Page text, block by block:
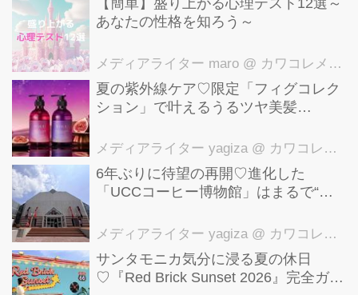
【簡単】盛り上がる心理テスト12選～
あなたの性格を知ろう～
メディアライター maro @ カワコレメディア編集部
夏の紫外線ケア♡限定「フィグコレク
ション」で叶えるうるツヤ美髪
メディアライター yagiza @ カワコレメディア編集部
6年ぶりに待望の再開♡進化した
「UCCコーヒー博物館」はまるで“コ
貌を公開
メディアライター yagiza @ カワコレメディア編集部
サンタモニカ気分に浸る夏の休日
♡『Red Brick Sunset 2026』完全ガイ